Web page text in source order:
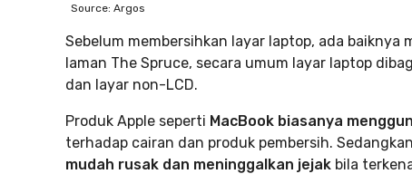
Source: Argos
Sebelum membersihkan layar laptop, ada
laman The Spruce, secara umum layar laptop
dan layar non-LCD.
Produk Apple seperti MacBook biasanya
terhadap cairan dan produk pembersih.
mudah rusak dan meninggalkan jejak bila